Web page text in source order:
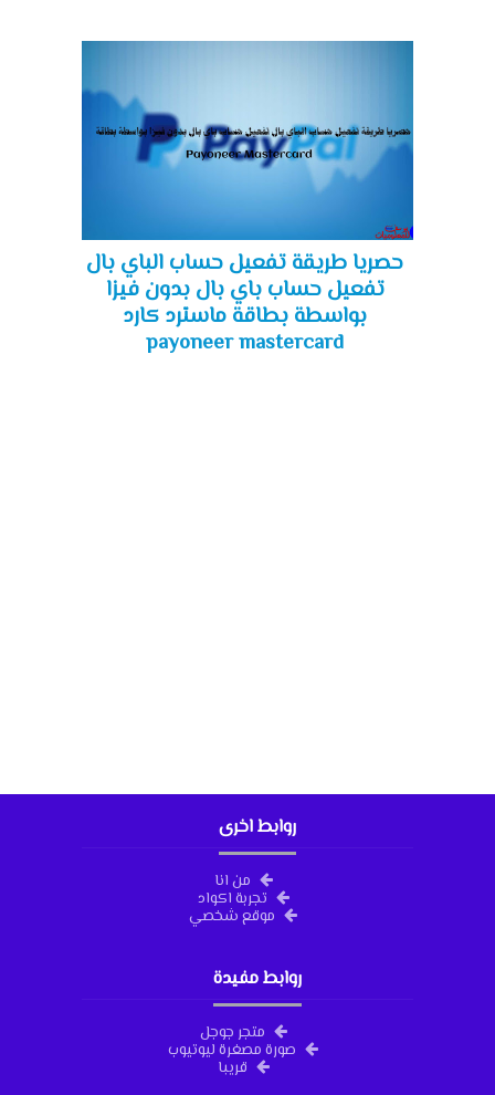
حصريا طريقة تفعيل حساب الباي بال
تفعيل حساب باي بال بدون فيزا
بواسطة بطاقة ماسترد كارد
payoneer mastercard
روابط اخرى
من انا
تجربة اكواد
موقع شخصي
روابط مفيدة
متجر جوجل
صورة مصغرة ليوتيوب
قريبا